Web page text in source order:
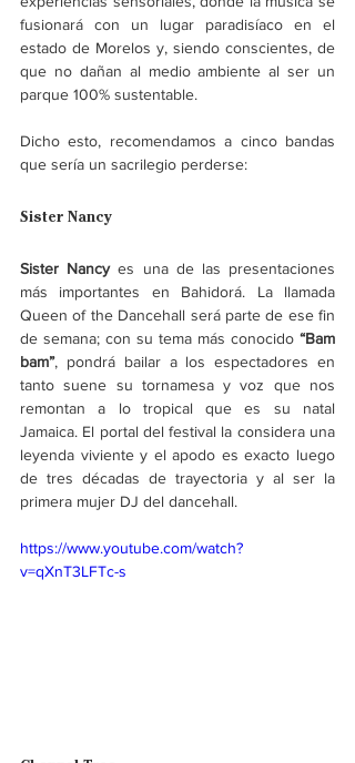
fusionará con un lugar paradisíaco en el
estado de Morelos y, siendo conscientes, de
que no dañan al medio ambiente al ser un
parque 100% sustentable.
Dicho esto, recomendamos a cinco bandas
que sería un sacrilegio perderse:
Sister Nancy
Sister Nancy es una de las presentaciones
más importantes en Bahidorá. La llamada
Queen of the Dancehall será parte de ese fin
de semana; con su tema más conocido “Bam
bam”, pondrá bailar a los espectadores en
tanto suene su tornamesa y voz que nos
remontan a lo tropical que es su natal
Jamaica. El portal del festival la considera una
leyenda viviente y el apodo es exacto luego
de tres décadas de trayectoria y al ser la
primera mujer DJ del dancehall.
https://www.youtube.com/watch?
v=qXnT3LFTc-s